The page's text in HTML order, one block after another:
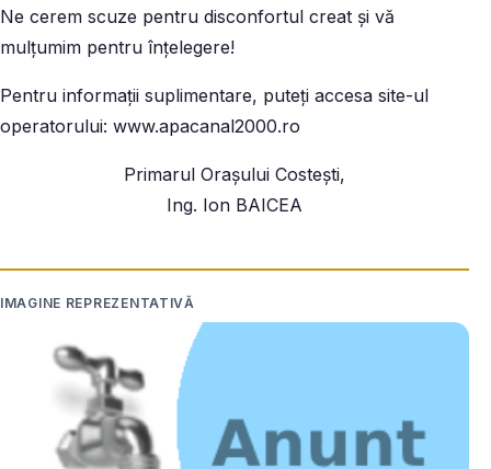
Ne cerem scuze pentru disconfortul creat și vă
mulțumim pentru înțelegere!
Pentru informații suplimentare, puteți accesa site-ul
operatorului: www.apacanal2000.ro
Primarul Orașului Costești,
Ing. Ion BAICEA
IMAGINE REPREZENTATIVĂ